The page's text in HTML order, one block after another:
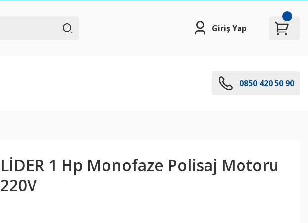
Giriş Yap
0850 420 50 90
LİDER 1 Hp Monofaze Polisaj Motoru
220V